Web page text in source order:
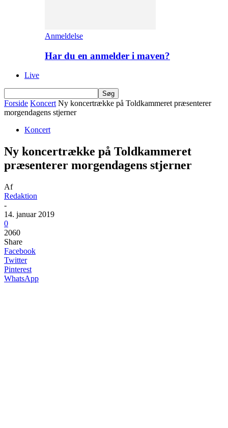
Anmeldelse
Har du en anmelder i maven?
Live
Forside Koncert Ny koncertrække på Toldkammeret præsenterer
morgendagens stjerner
Koncert
Ny koncertrække på Toldkammeret
præsenterer morgendagens stjerner
Af
Redaktion
-
14. januar 2019
0
2060
Share
Facebook
Twitter
Pinterest
WhatsApp